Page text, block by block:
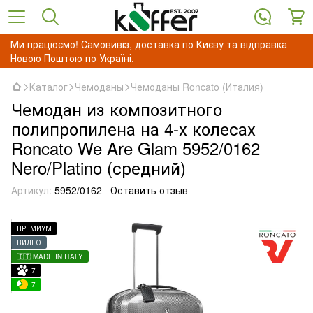
Ми працюємо! Самовивіз, доставка по Києву та відправка
Новою Поштою по Україні.
Каталог Чемоданы Чемоданы Roncato (Италия)
Чемодан из композитного
полипропилена на 4-х колесах
Roncato We Are Glam 5952/0162
Nero/Platino (средний)
Артикул: 5952/0162 Оставить отзыв
ПРЕМИУМ
ВИДЕО
🇮🇹 MADE IN ITALY
7
7